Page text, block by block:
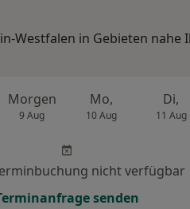
Westfalen in Gebieten nahe
Morgen
9 Aug
Mo,
10 Aug
Di,
11 Aug
nicht verfügbar
senden